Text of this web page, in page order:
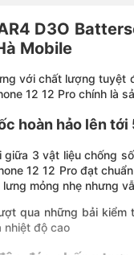
D3O
Mobile
với chất lượng tuyệt
12 12 Pro chính là
hoàn hảo lên tới
3 vật liệu chống
12 12 Pro đạt
mỏng nhẹ nhưng
qua những bải
nhiệt độ cao